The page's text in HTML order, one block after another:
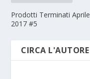
Prodotti Terminati Aprile
2017 #5
CIRCA L'AUTORE